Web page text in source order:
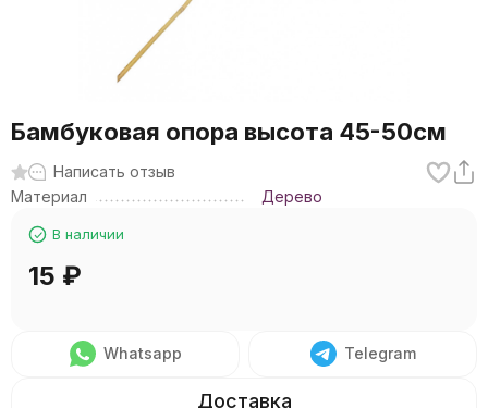
Бамбуковая опора высота 45-50см
Написать отзыв
Материал
Дерево
В наличии
15 ₽
Whatsapp Telegram